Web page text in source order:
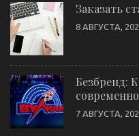
Заказать
8 АВГУСТА,
Безбренд:
7 АВГУСТА,